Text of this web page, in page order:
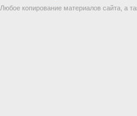
Любое копирование материалов сайта, а